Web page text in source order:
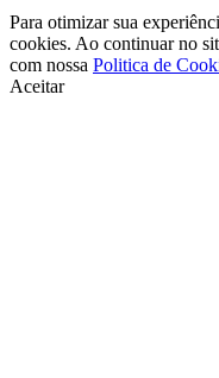
Para otimizar sua
cookies. Ao continuar no
com nossa Politica de
Aceitar